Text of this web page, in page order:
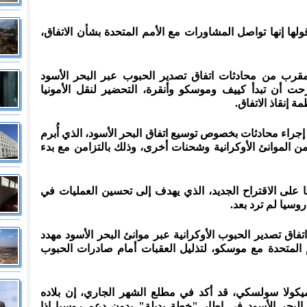
إنها تواصل المشاورات مع الأمم المتحدة بشأن الاتفاق،
من محادثات اتفاق تصدير الحبوب عبر البحر الأسود
أن تبدأ كييف وموسكو وأنقرة، التحضير لنقل الأمونيا
إنقاذ الاتفاق.
محادثات بخصوص توسيع اتفاق البحر الأسود، الذي أُبرم
الأوكرانية وشحنات أخرى، وذلك بالتزامن مع بدء
على الاقتراح الجديد، الذي يهدف إلى تحسين العمليات في
لم ترد بعد.
تصدير الحبوب الأوكرانية عبر موانئ البحر الأسود مهدد
المتحدة مع موسكو، لتذليل العقبات أمام صادرات الحبوب
ميكولا سولسكي، قد أكد في مطلع الشهر الجاري، إن بلاده